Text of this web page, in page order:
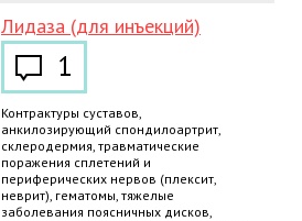
Лидаза (для инъекций)
1
Контрактуры суставов,
анкилозирующий спондилоартрит,
склеродермия, травматические
поражения сплетений и
периферических нервов (плексит,
неврит), гематомы, тяжелые
заболевания поясничных дисков,